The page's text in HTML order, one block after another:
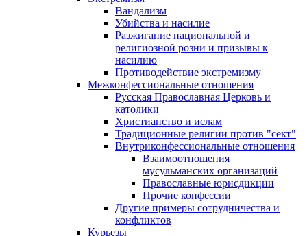
Вандализм
Убийства и насилие
Разжигание национальной и
религиозной розни и призывы к
насилию
Противодействие экстремизму
Межконфессиональные отношения
Русская Православная Церковь и
католики
Христианство и ислам
Традиционные религии против "сект"
Внутриконфессиональные отношения
Взаимоотношения
мусульманских организаций
Православные юрисдикции
Прочие конфессии
Другие примеры сотрудничества и
конфликтов
Курьезы